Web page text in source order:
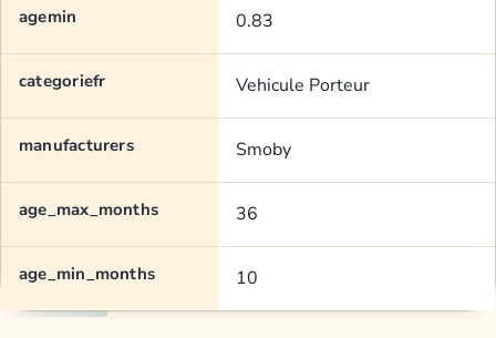
agemin 0.83
categoriefr Vehicule Porteur
manufacturers Smoby
age_max_months 36
age_min_months 10